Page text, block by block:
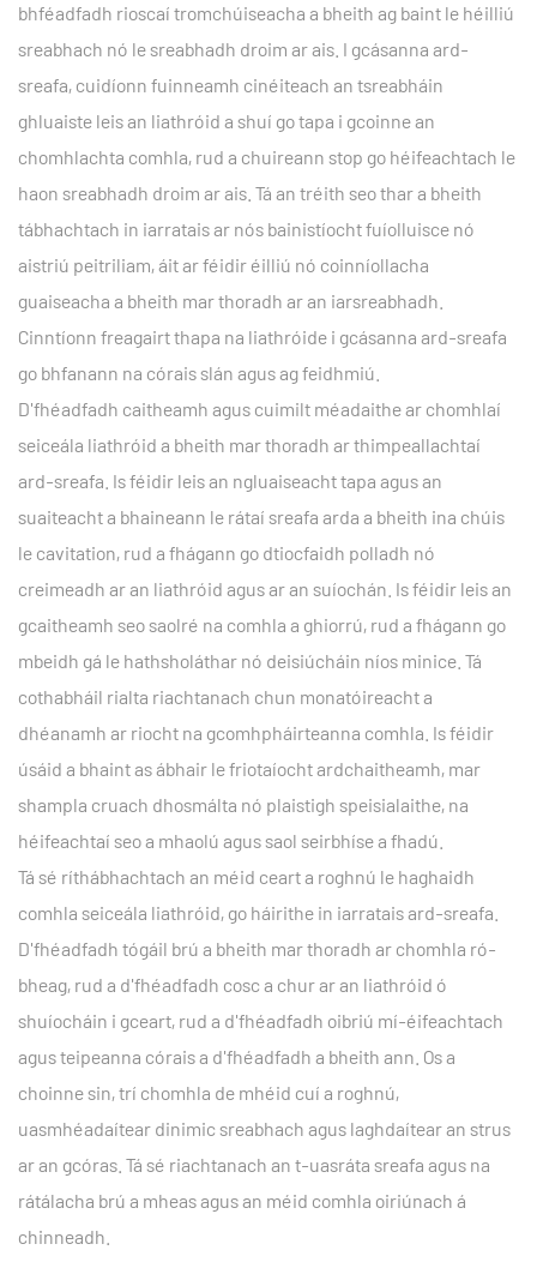
bhféadfadh rioscaí tromchúiseacha a bheith ag baint le héilliú
sreabhach nó le sreabhadh droim ar ais. I gcásanna ard-
sreafa, cuidíonn fuinneamh cinéiteach an tsreabháin
ghluaiste leis an liathróid a shuí go tapa i gcoinne an
chomhlachta comhla, rud a chuireann stop go héifeachtach le
haon sreabhadh droim ar ais. Tá an tréith seo thar a bheith
tábhachtach in iarratais ar nós bainistíocht fuíolluisce nó
aistriú peitriliam, áit ar féidir éilliú nó coinníollacha
guaiseacha a bheith mar thoradh ar an iarsreabhadh.
Cinntíonn freagairt thapa na liathróide i gcásanna ard-sreafa
go bhfanann na córais slán agus ag feidhmiú.
D'fhéadfadh caitheamh agus cuimilt méadaithe ar chomhlaí
seiceála liathróid a bheith mar thoradh ar thimpeallachtaí
ard-sreafa. Is féidir leis an ngluaiseacht tapa agus an
suaiteacht a bhaineann le rátaí sreafa arda a bheith ina chúis
le cavitation, rud a fhágann go dtiocfaidh polladh nó
creimeadh ar an liathróid agus ar an suíochán. Is féidir leis an
gcaitheamh seo saolré na comhla a ghiorrú, rud a fhágann go
mbeidh gá le hathsholáthar nó deisiúcháin níos minice. Tá
cothabháil rialta riachtanach chun monatóireacht a
dhéanamh ar riocht na gcomhpháirteanna comhla. Is féidir
úsáid a bhaint as ábhair le friotaíocht ardchaitheamh, mar
shampla cruach dhosmálta nó plaistigh speisialaithe, na
héifeachtaí seo a mhaolú agus saol seirbhíse a fhadú.
Tá sé ríthábhachtach an méid ceart a roghnú le haghaidh
comhla seiceála liathróid, go háirithe in iarratais ard-sreafa.
D'fhéadfadh tógáil brú a bheith mar thoradh ar chomhla ró-
bheag, rud a d'fhéadfadh cosc ​​a chur ar an liathróid ó
shuíocháin i gceart, rud a d'fhéadfadh oibriú mí-éifeachtach
agus teipeanna córais a d'fhéadfadh a bheith ann. Os a
choinne sin, trí chomhla de mhéid cuí a roghnú,
uasmhéadaítear dinimic sreabhach agus laghdaítear an strus
ar an gcóras. Tá sé riachtanach an t-uasráta sreafa agus na
rátálacha brú a mheas agus an méid comhla oiriúnach á
chinneadh.